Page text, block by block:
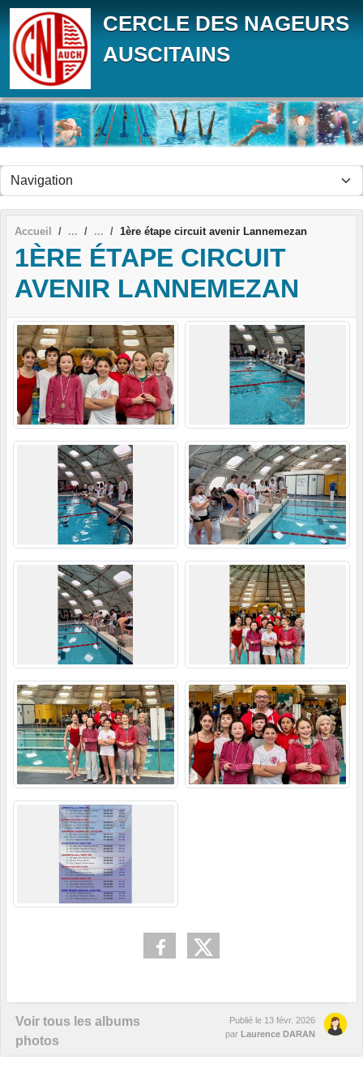
CERCLE DES NAGEURS
AUSCITAINS
Accueil 1ère étape circuit avenir Lannemezan
1ÈRE ÉTAPE CIRCUIT
AVENIR LANNEMEZAN
Voir tous les albums
photos
Publié le 13 févr. 2026
par Laurence DARAN
Panneau de gestion des cookies